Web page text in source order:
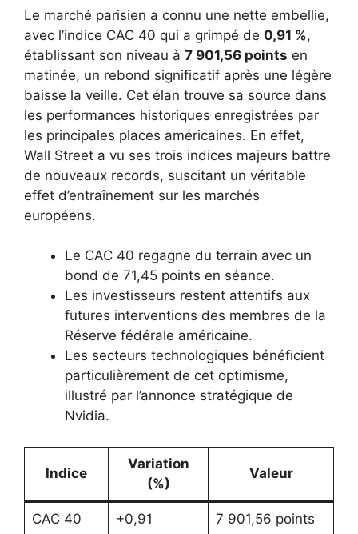
Le marché parisien a connu une nette embellie,
avec l’indice CAC 40 qui a grimpé de 0,91 %,
établissant son niveau à 7 901,56 points en
matinée, un rebond significatif après une légère
baisse la veille. Cet élan trouve sa source dans
les performances historiques enregistrées par
les principales places américaines. En effet,
Wall Street a vu ses trois indices majeurs battre
de nouveaux records, suscitant un véritable
effet d’entraînement sur les marchés
européens.
Le CAC 40 regagne du terrain avec un
bond de 71,45 points en séance.
Les investisseurs restent attentifs aux
futures interventions des membres de la
Réserve fédérale américaine.
Les secteurs technologiques bénéficient
particulièrement de cet optimisme,
illustré par l’annonce stratégique de
Nvidia.
Indice
Variation
(%)
Valeur
CAC 40 +0,91 7 901,56 points